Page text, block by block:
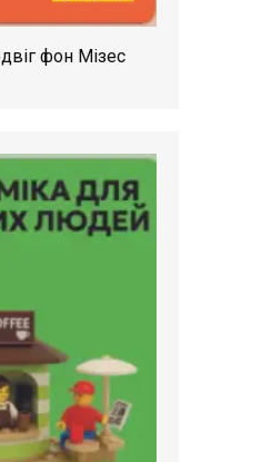
фон Мізес